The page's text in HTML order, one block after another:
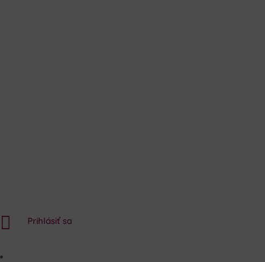
 Prihlásiť sa